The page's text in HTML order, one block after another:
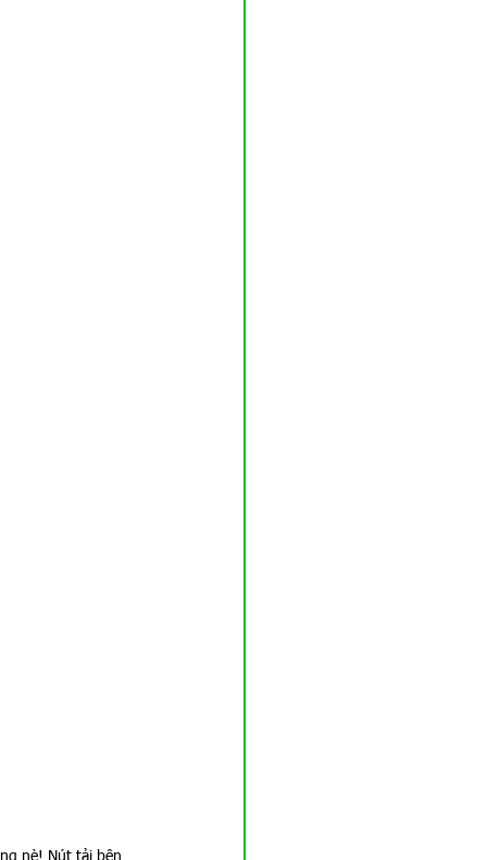
nè! Nút tải bên